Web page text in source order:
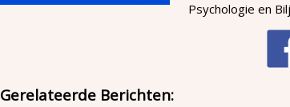
Psychologie en
Gerelateerde Berichten: